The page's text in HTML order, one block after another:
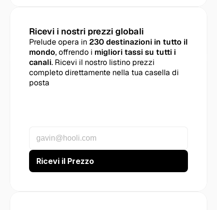
Ricevi i nostri prezzi globali
Prelude opera in 230 destinazioni in tutto il
mondo, offrendo i migliori tassi su tutti i
canali. Ricevi il nostro listino prezzi
completo direttamente nella tua casella di
posta